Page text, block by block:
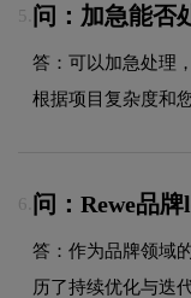
5. 问：加急能否
答：可以加急处理
根据项目复杂度和
6. 问：Rewe品
答：作为品牌领域
历了持续优化与迭